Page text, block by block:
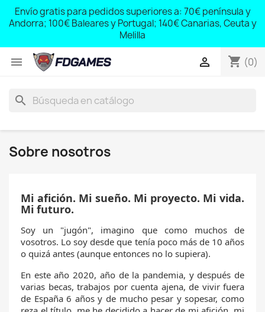
Envío gratis para pedidos superiores a: 70€ península y
Andorra; 100€ Baleares y Portugal; 140€ Canarias, Ceuta y
Melilla
 shopping_cart (0)

search
Sobre nosotros
Mi afición. Mi sueño. Mi proyecto. Mi vida.
Mi futuro.
Soy un "jugón", imagino que como muchos de
vosotros. Lo soy desde que tenía poco más de 10 años
o quizá antes (aunque entonces no lo supiera).
En este año 2020, año de la pandemia, y después de
varias becas, trabajos por cuenta ajena, de vivir fuera
de España 6 años y de mucho pesar y sopesar, como